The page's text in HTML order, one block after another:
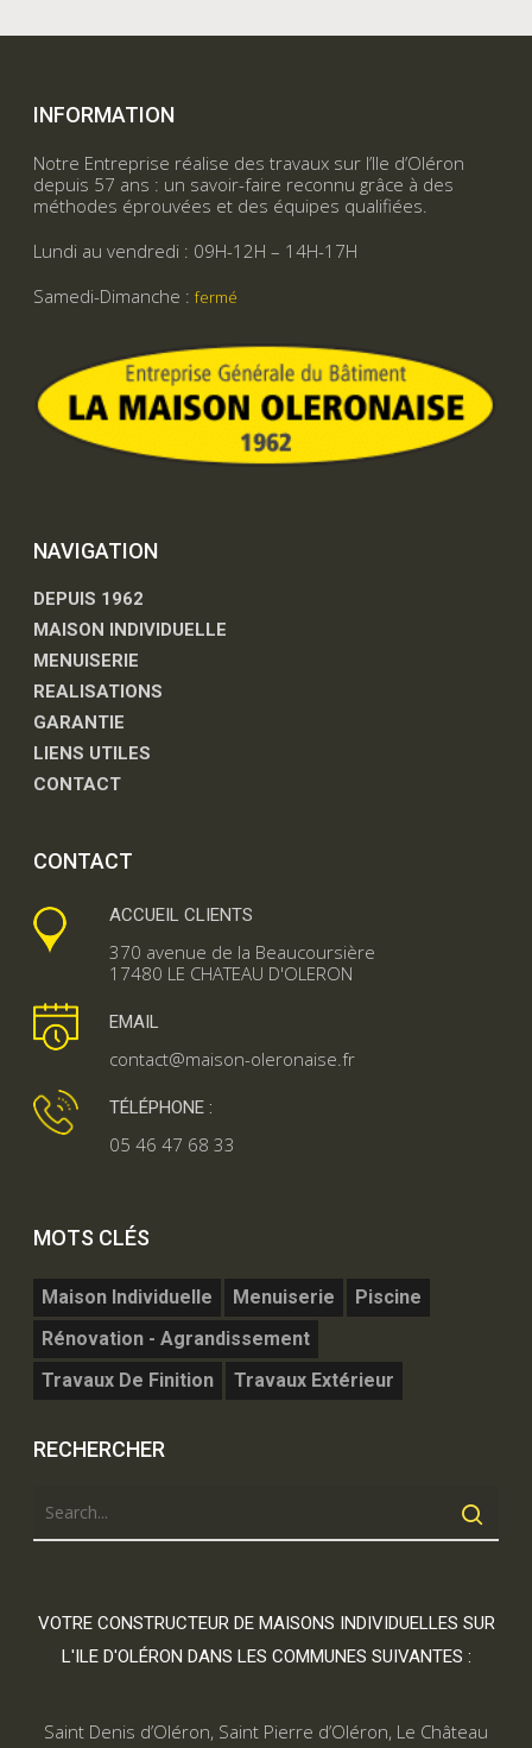
INFORMATION
Notre Entreprise réalise des travaux sur l’Ile d’Oléron
depuis 57 ans : un savoir-faire reconnu grâce à des
méthodes éprouvées et des équipes qualifiées.
Lundi au vendredi : 09H-12H – 14H-17H
Samedi-Dimanche : fermé
NAVIGATION
DEPUIS 1962
MAISON INDIVIDUELLE
MENUISERIE
REALISATIONS
GARANTIE
LIENS UTILES
CONTACT
CONTACT
ACCUEIL CLIENTS
370 avenue de la Beaucoursière
17480 LE CHATEAU D'OLERON
EMAIL
contact@maison-oleronaise.fr
TÉLÉPHONE :
05 46 47 68 33
MOTS CLÉS
Maison Individuelle Menuiserie
Piscine
Rénovation - Agrandissement
Travaux De Finition
Travaux Extérieur
RECHERCHER
VOTRE CONSTRUCTEUR DE MAISONS INDIVIDUELLES SUR
L'ILE D'OLÉRON DANS LES COMMUNES SUIVANTES :
Saint Denis d’Oléron, Saint Pierre d’Oléron, Le Château